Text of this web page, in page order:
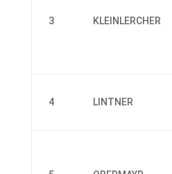
3 KLEINLERCHER
4 LINTNER